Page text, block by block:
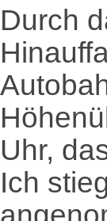
Durch
Uhr,
Ich